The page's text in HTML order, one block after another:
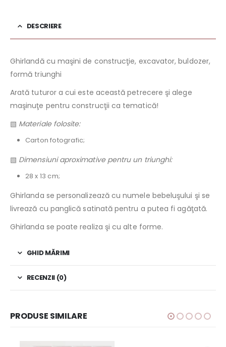
DESCRIERE
Ghirlandă cu maşini de construcţie, excavator, buldozer,
formă triunghi
Arată tuturor a cui este această petrecere şi alege
maşinuţe pentru construcţii ca tematică!
▧ Materiale folosite:
Carton fotografic;
▧ Dimensiuni aproximative pentru un triunghi:
28 x 13 cm;
Ghirlanda se personalizează cu numele bebeluşului şi se
livrează cu panglică satinată pentru a putea fi agăţată.
Ghirlanda se poate realiza şi cu alte forme.
GHID MĂRIMI
RECENZII (0)
PRODUSE SIMILARE